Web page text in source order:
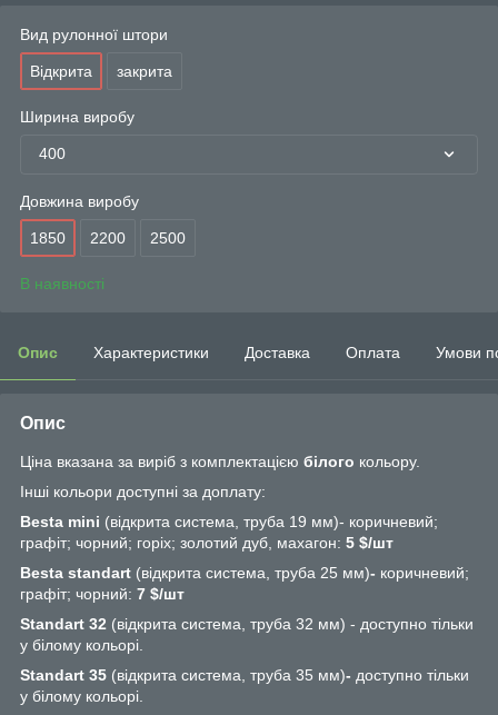
Вид рулонної штори
Відкрита закрита
Ширина виробу
400
Довжина виробу
1850 2200 2500
В наявності
Опис Характеристики Доставка Оплата Умови
Опис
Ціна вказана за виріб з комплектацією білого кольору.
Інші кольори доступні за доплату:
Besta mini (відкрита система, труба 19 мм)- коричневий;
графіт; чорний; горіх; золотий дуб, махагон: 5 $/шт
Besta standart (відкрита система, труба 25 мм)- коричневий;
графіт; чорний: 7 $/шт
Standart 32 (відкрита система, труба 32 мм) - доступно тільки
у білому кольорі.
Standart 35 (відкрита система, труба 35 мм)- доступно тільки
у білому кольорі.